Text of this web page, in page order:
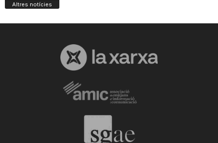
Altres notícies